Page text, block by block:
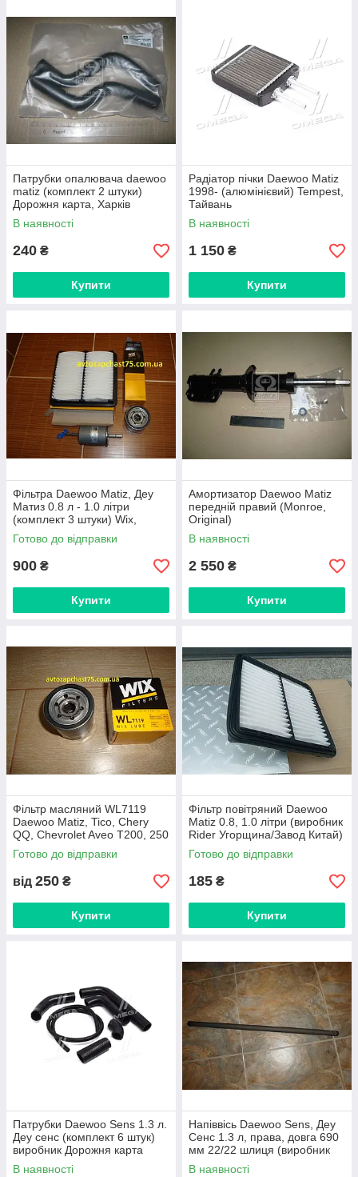
Патрубки опалювача daewoo
matiz (комплект 2 штуки)
Дорожня карта, Харків
В наявності
240 ₴
Купити
Радіатор пічки Daewoo Matiz
1998- (алюмінієвий) Tempest,
Тайвань
В наявності
1 150 ₴
Купити
Фільтра Daewoo Matiz, Деу
Матиз 0.8 л - 1.0 літри
(комплект 3 штуки) Wix,
Польща
Готово до відправки
900 ₴
Купити
Амортизатор Daewoo Matiz
передній правий (Monroe,
Original)
В наявності
2 550 ₴
Купити
Фільтр масляний WL7119
Daewoo Matiz, Tico, Chery
QQ, Chevrolet Aveo T200, 250
, Daihatsu Charade (Wix
,Польща)
Готово до відправки
від 250 ₴
Купити
Фільтр повітряний Daewoo
Matiz 0.8, 1.0 літри (виробник
Rider Угорщина/Завод Китай)
Готово до відправки
185 ₴
Купити
Патрубки Daewoo Sens 1.3 л.
Деу сенс (комплект 6 штук)
виробник Дорожня карта
В наявності
Напіввісь Daewoo Sens, Деу
Сенс 1.3 л, права, довга 690
мм 22/22 шлиця (виробник
ASR Extreme, Україна)
В наявності